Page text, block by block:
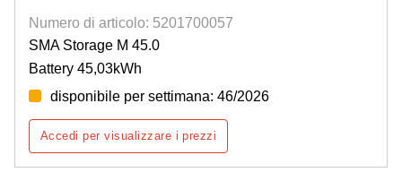
Numero di articolo: 5201700057
SMA Storage M 45.0
Battery 45,03kWh
disponibile per settimana: 46/2026
Accedi per visualizzare i prezzi